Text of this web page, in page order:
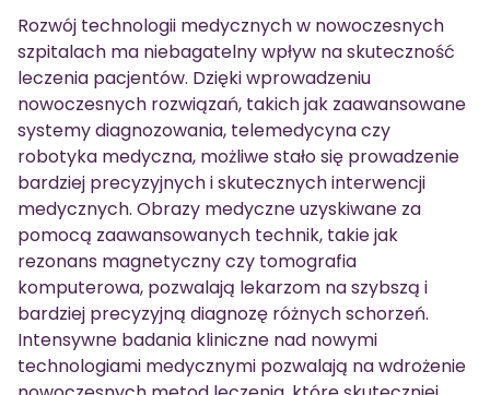
Rozwój technologii medycznych w nowoczesnych
szpitalach ma niebagatelny wpływ na skuteczność
leczenia pacjentów. Dzięki wprowadzeniu
nowoczesnych rozwiązań, takich jak zaawansowane
systemy diagnozowania, telemedycyna czy
robotyka medyczna, możliwe stało się prowadzenie
bardziej precyzyjnych i skutecznych interwencji
medycznych. Obrazy medyczne uzyskiwane za
pomocą zaawansowanych technik, takie jak
rezonans magnetyczny czy tomografia
komputerowa, pozwalają lekarzom na szybszą i
bardziej precyzyjną diagnozę różnych schorzeń.
Intensywne badania kliniczne nad nowymi
technologiami medycznymi pozwalają na wdrożenie